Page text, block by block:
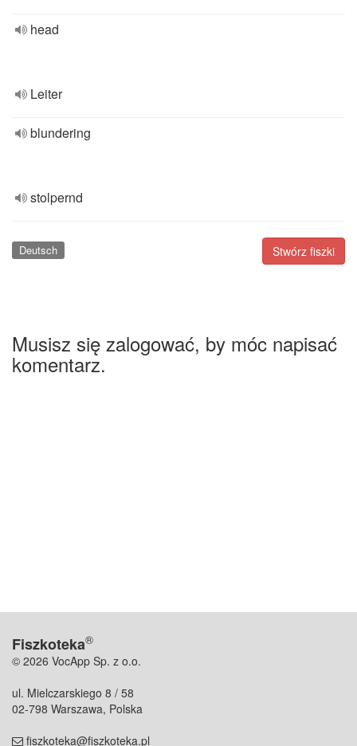
head
Leiter
blundering
stolpernd
Stwórz fiszki
Deutsch
Musisz się zalogować, by móc napisać
komentarz.
Fiszkoteka®
© 2026 VocApp Sp. z o.o.
ul. Mielczarskiego 8 / 58
02-798 Warszawa, Polska
fiszkoteka@fiszkoteka.pl